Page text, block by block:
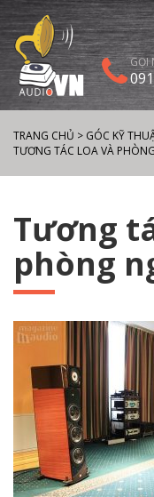
GỌI
TRANG CHỦ > GÓC KỸ
TƯƠNG TÁC LOA VÀ
Tương
phòng